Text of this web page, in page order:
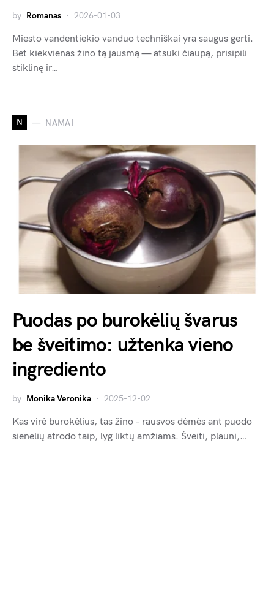
by Romanas 2026-01-03
Miesto vandentiekio vanduo techniškai yra saugus gerti.
Bet kiekvienas žino tą jausmą — atsuki čiaupą, prisipili
stiklinę ir…
N NAMAI
Puodas po burokėlių švarus
be šveitimo: užtenka vieno
ingrediento
by Monika Veronika 2025-12-02
Kas virė burokėlius, tas žino – rausvos dėmės ant puodo
sienelių atrodo taip, lyg liktų amžiams. Šveiti, plauni,…